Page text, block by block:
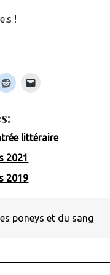
!
littéraire
2021
2019
poneys et du sang